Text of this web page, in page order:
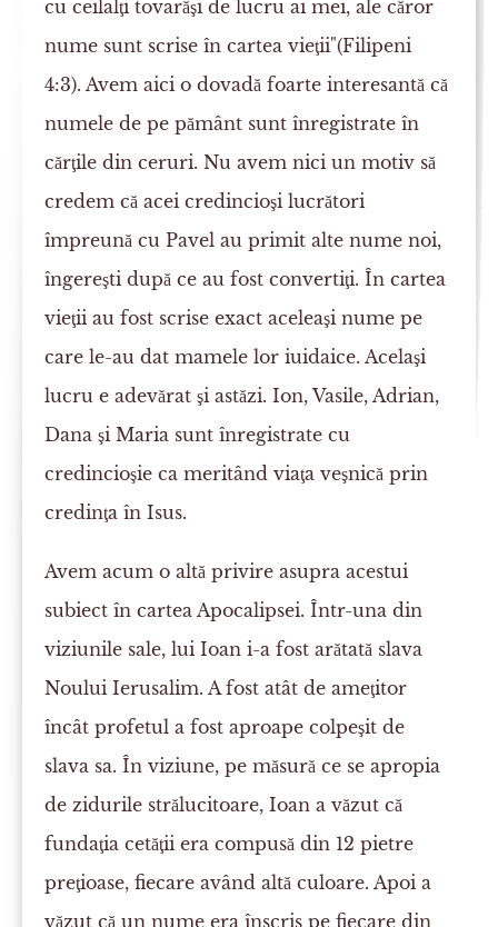
cu ceilalţi tovarăşi de lucru ai mei, ale căror
nume sunt scrise în cartea vieţii"(Filipeni
4:3). Avem aici o dovadă foarte interesantă că
numele de pe pământ sunt înregistrate în
cărţile din ceruri. Nu avem nici un motiv să
credem că acei credincioşi lucrători
împreună cu Pavel au primit alte nume noi,
îngereşti după ce au fost convertiţi. În cartea
vieţii au fost scrise exact aceleaşi nume pe
care le-au dat mamele lor iuidaice. Acelaşi
lucru e adevărat şi astăzi. Ion, Vasile, Adrian,
Dana şi Maria sunt înregistrate cu
credincioşie ca meritând viaţa veşnică prin
credinţa în Isus.
Avem acum o altă privire asupra acestui
subiect în cartea Apocalipsei. Într-una din
viziunile sale, lui Ioan i-a fost arătată slava
Noului Ierusalim. A fost atât de ameţitor
încât profetul a fost aproape colpeşit de
slava sa. În viziune, pe măsură ce se apropia
de zidurile strălucitoare, Ioan a văzut că
fundaţia cetăţii era compusă din 12 pietre
preţioase, fiecare având altă culoare. Apoi a
văzut că un nume era înscris pe fiecare din